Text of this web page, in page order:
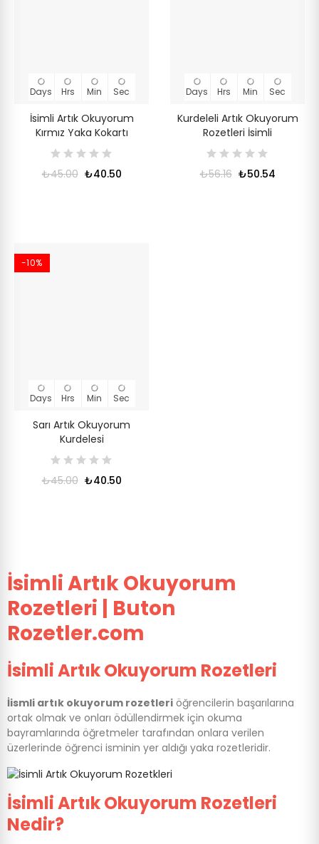
Days Hrs Min Sec
İsimli Artık Okuyorum
Kırmız Yaka Kokartı
₺45.00 ₺40.50
Days Hrs Min Sec
Kurdeleli Artık Okuyorum
Rozetleri İsimli
₺56.16 ₺50.54
-10%
Days Hrs Min Sec
Sarı Artık Okuyorum
Kurdelesi
₺45.00 ₺40.50
İsimli Artık Okuyorum
Rozetleri | Buton
Rozetler.com
İsimli Artık Okuyorum Rozetleri
İismli artık okuyorum rozetleri öğrencilerin başarılarına
ortak olmak ve onları ödüllendirmek için okuma
bayramlarında öğretmeler tarafından onlara verilen
üzerlerinde öğrenci isminin yer aldığı yaka rozetleridir.
İsimli Artık Okuyorum Rozetleri
Nedir?